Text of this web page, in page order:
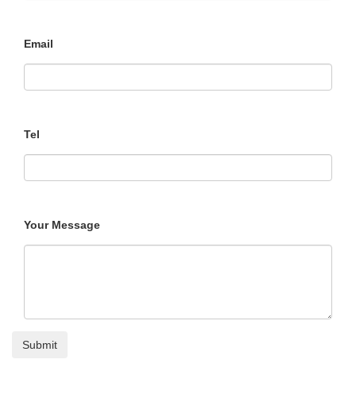
Email
Tel
Your Message